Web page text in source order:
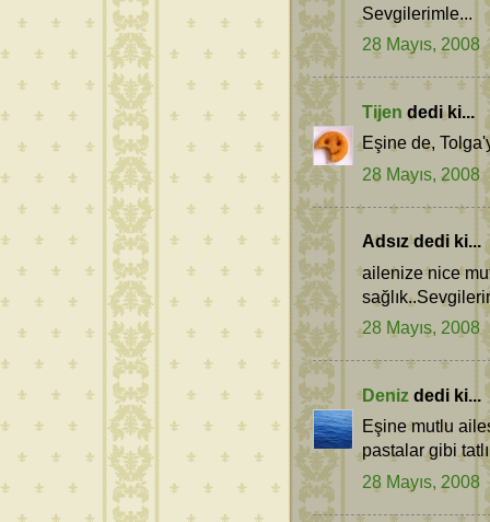
Sevgilerimle...
28 Mayıs, 2008
Tijen dedi ki...
Eşine de,
28 Mayıs, 2008
Adsız dedi ki...
ailenize nice
28 Mayıs, 2008
Deniz dedi ki...
Eşine mutlu
pastalar gibi
28 Mayıs, 2008